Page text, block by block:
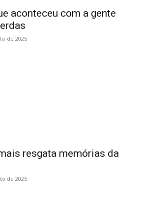
aconteceu com a gente
de 2025
resgata memórias da
de 2025